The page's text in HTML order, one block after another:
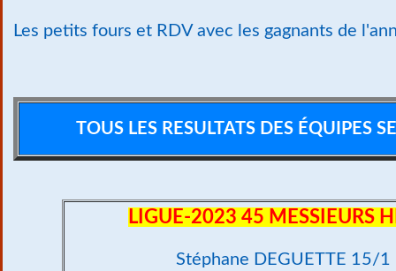
Les petits fours et RDV avec les gagnants de
TOUS LES RESULTATS DES ÉQUIPES
LIGUE-2023 45 MESSIEURS
Stéphane DEGUETTE 15/1